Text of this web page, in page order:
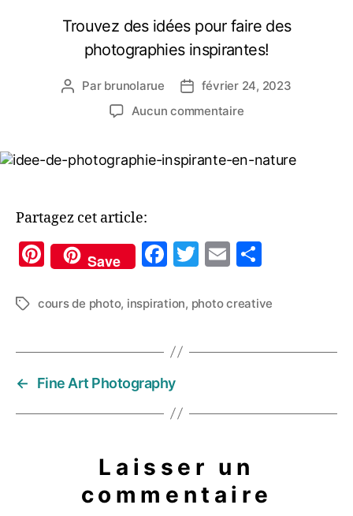
Trouvez des idées pour faire des
photographies inspirantes!
Auteur
Par brunolarue
Datefévrier 24, 2023
Aucun commentairesur
l’inspiration
pistes
à
Partagez cet article:
Pi
nt
er
t
Save
F
c
b
o
o
k
T
itt
E
ai rt
g
Étiquettes
cours de photo, inspiration, photo creative
← Fine Art Photography
Laisser un
commentaire